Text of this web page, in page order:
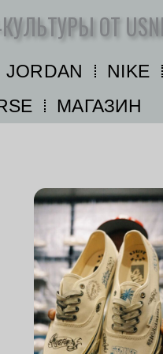
ОТ
JORDAN NIKE
МАГАЗИН